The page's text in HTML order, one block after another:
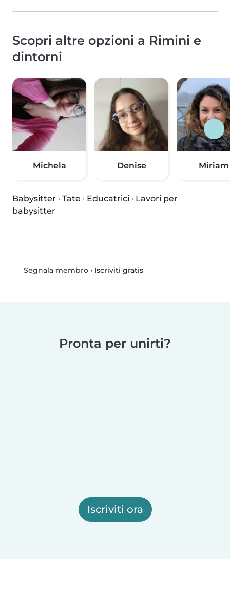
Scopri altre opzioni a Rimini e
dintorni
Michela Denise Miriam
Babysitter · Tate · Educatrici · Lavori per
babysitter
Segnala membro• Iscriviti gratis
Pronta per unirti?
Iscriviti ora